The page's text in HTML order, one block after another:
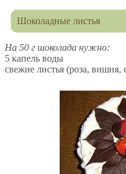
Шоколадные листья
На 50 г шоколада нужно:
5 капель воды
свежие листья (роза, вишня,